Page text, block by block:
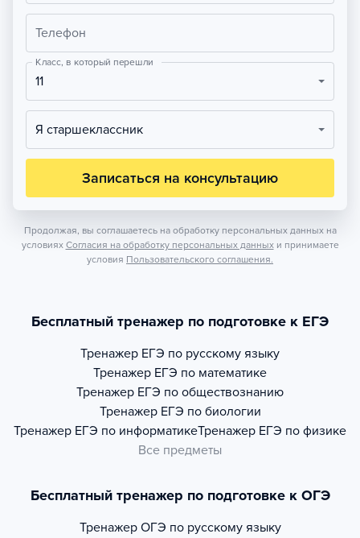
Телефон
Класс, в который перешли
11
Я старшеклассник
Записаться на консультацию
Продолжая, вы соглашаетесь на обработку персональных данных на
условиях Согласия на обработку персональных данных и принимаете
условия Пользовательского соглашения.
Бесплатный тренажер по подготовке к ЕГЭ
Тренажер ЕГЭ по русскому языку
Тренажер ЕГЭ по математике
Тренажер ЕГЭ по обществознанию
Тренажер ЕГЭ по биологии
Тренажер ЕГЭ по информатикеТренажер ЕГЭ по физике
Все предметы
Бесплатный тренажер по подготовке к ОГЭ
Тренажер ОГЭ по русскому языку